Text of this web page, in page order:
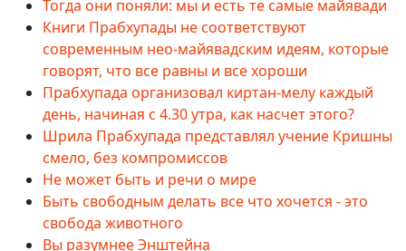
Тогда они поняли: мы и есть те самые майявади
Книги Прабхупады не соответствуют
современным нео-майявадским идеям, которые
говорят, что все равны и все хороши
Прабхупада организовал киртан-мелу каждый
день, начиная с 4.30 утра, как насчет этого?
Шрила Прабхупада представлял учение Кришны
смело, без компромиссов
Не может быть и речи о мире
Быть свободным делать все что хочется - это
свобода животного
Вы разумнее Энштейна